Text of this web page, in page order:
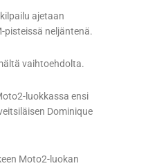
ajetaan
pisteissä neljäntenä.
vaihtoehdolta.
luokkassa ensi
Dominique
Moto2-luokan